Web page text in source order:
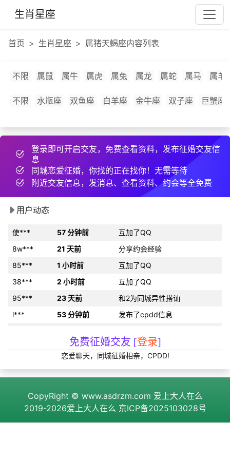
生肖星座
首页 生肖星座 属猪天蝎座内容列表
不限 属鼠 属牛 属虎 属兔 属龙 属蛇 属马 属羊
不限 水瓶座 双鱼座 白羊座 金牛座 双子座 巨蟹座
登录即可开启交友，免费查看资料，发布征婚交友信
息
同城恋爱征婚，你找的正在找你！无需等待
附近交友信息，发消息、查看资料、约会等全免费
用户动态
g*** 9 天前
约好线下见面
过***
4 分钟前
和2为同城异性搭讪
r***
刚刚
互加了微信
用***
使***
57 分钟前
互加了QQ
8w***
21 天前
分享约会经验
85***
1 小时前
互加了QQ
38***
2 小时前
互加了QQ
95***
23 天前
和2为同城异性搭讪
l***
53 分钟前
发布了cpdd信息
17 天前
互加了微信
8 天前
互加了QQ
队***
17 分钟前
发布了cpdd信息
作***
7 分钟前
互加了微信
75***
11 分钟前
约好线下见面
38***
l***
53 分钟前
发布了cpdd信息
f***
17 天前
互加了微信
53***
8 天前
互加了QQ
75***
11 分钟前 约好线下见面
免费征婚交友 [登录]
恋爱聊天，同城征婚相亲，CPDD!
CopyRight © www.asdrzm.com 爱上大人在么
2019-2026爱上大人在么 京ICP备2025103028号